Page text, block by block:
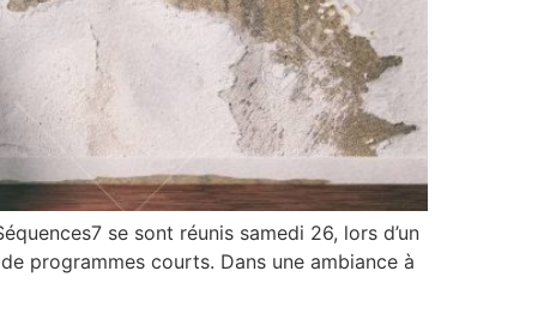
se sont réunis samedi 26, lors d’un
programmes courts. Dans une ambiance à